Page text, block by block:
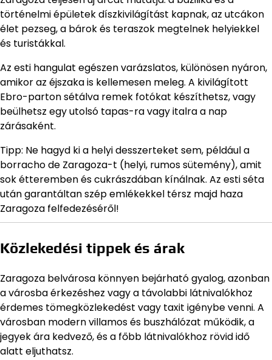
történelmi épületek díszkivilágítást kapnak, az utcákon
élet pezseg, a bárok és teraszok megtelnek helyiekkel
és turistákkal.
Az esti hangulat egészen varázslatos, különösen nyáron,
amikor az éjszaka is kellemesen meleg. A kivilágított
Ebro-parton sétálva remek fotókat készíthetsz, vagy
beülhetsz egy utolsó tapas-ra vagy italra a nap
zárásaként.
Tipp: Ne hagyd ki a helyi desszerteket sem, például a
borracho de Zaragoza-t (helyi, rumos sütemény), amit
sok étteremben és cukrászdában kínálnak. Az esti séta
után garantáltan szép emlékekkel térsz majd haza
Zaragoza felfedezéséről!
Közlekedési tippek és árak
Zaragoza belvárosa könnyen bejárható gyalog, azonban
a városba érkezéshez vagy a távolabbi látnivalókhoz
érdemes tömegközlekedést vagy taxit igénybe venni. A
városban modern villamos és buszhálózat működik, a
jegyek ára kedvező, és a főbb látnivalókhoz rövid idő
alatt eljuthatsz.